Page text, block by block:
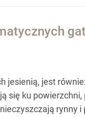
jesienią, jest
się ku
rynny i